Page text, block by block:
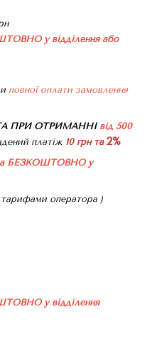
у відділення або
повної оплати замовлення
ПРИ ОТРИМАННІ від 500
платіж 10 грн та 2%
БЕЗКОШТОВНО у
оператора )
у відділення